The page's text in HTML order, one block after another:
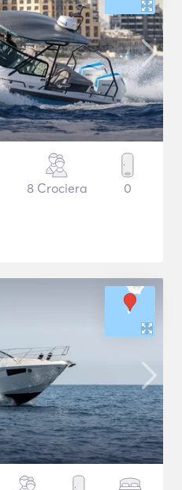
8 Crociera 0